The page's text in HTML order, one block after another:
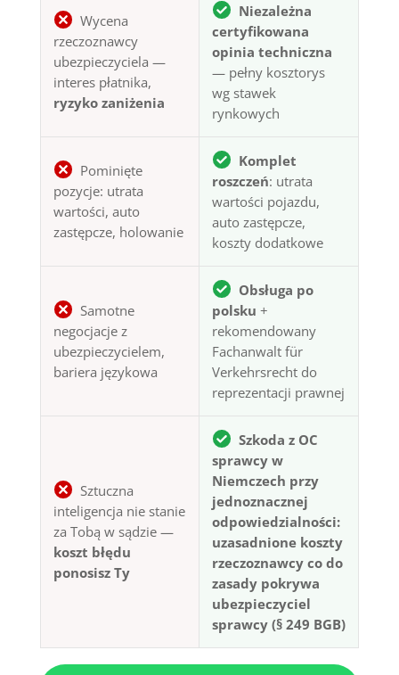
Wycena
rzeczoznawcy
ubezpieczyciela —
interes płatnika,
ryzyko zaniżenia
Niezależna
certyfikowana
opinia techniczna
— pełny kosztorys
wg stawek
rynkowych
Pominięte
pozycje: utrata
wartości, auto
zastępcze, holowanie
Komplet
roszczeń: utrata
wartości pojazdu,
auto zastępcze,
koszty dodatkowe
Samotne
negocjacje z
ubezpieczycielem,
bariera językowa
Obsługa po
polsku +
rekomendowany
Fachanwalt für
Verkehrsrecht do
reprezentacji prawnej
Sztuczna
inteligencja nie stanie
za Tobą w sądzie —
koszt błędu
ponosisz Ty
Szkoda z OC
sprawcy w
Niemczech przy
jednoznacznej
odpowiedzialności:
uzasadnione koszty
rzeczoznawcy co do
zasady pokrywa
ubezpieczyciel
sprawcy (§ 249 BGB)